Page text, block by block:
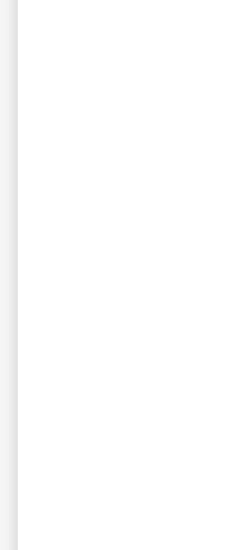
Ce médicament
locaux
dichloro-2,4
Ce médicament
l'enfant de plus
gorge peu
Vous devez vous
si vous ne
ou si vous vous
2. QUELLES
CONNAITRE
STREPSILS
Ne prenez jamais
● Si vous êtes
actives ou à
contenus dans
mentionnés